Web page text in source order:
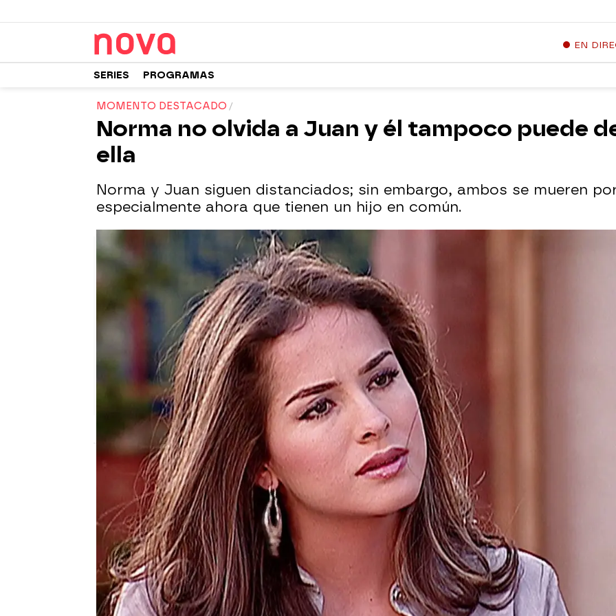
EN
SERIES PROGRAMAS
MOMENTO DESTACADO
Norma no olvida a Juan y él tampoco puede
ella
Norma y Juan siguen distanciados; sin embargo, ambos se mueren
especialmente ahora que tienen un hijo en común.
Nova
Publicado:22 de noviembre de 2025, 22:30
Whatsapp
La vida de Norma ha cambiado. Ha dado a luz a un bebé y se ha
divorciado de Fernando.
La hermana de Jimena le confiesa a
Ruth que no extraña a su exmarido ahora que no vive en la
hacienda Elizondo y finge no estar interesada en Juan. Sin
embargo, sigue enamorada de él y
no puede olvidar que es el
padre de su hijo. Pero, para disimular, le asegura a su amiga que